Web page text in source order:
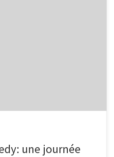
une journée